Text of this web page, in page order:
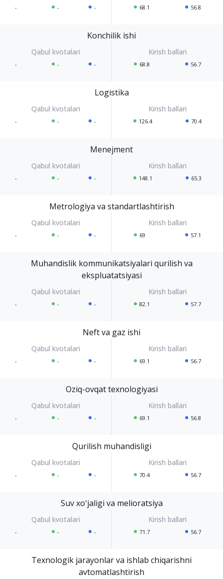
- - - 68.1 56.8
Konchilik ishi
- - - 68.8 56.7
Logistika
- - - 126.4 70.4
Menejment
- - - 148.1 65.3
Metrologiya va standartlashtirish
- - - 69 57.1
Muhandislik kommunikatsiyalari qurilish va
ekspluatatsiyasi
- - - 82.1 57.7
Neft va gaz ishi
- - - 69.1 56.7
Oziq-ovqat texnologiyasi
- - - 69.1 56.8
Qurilish muhandisligi
- - - 70.4 56.7
Suv xoʻjaligi va melioratsiya
- - - 71.7 56.7
Texnologik jarayonlar va ishlab chiqarishni
avtomatlashtirish